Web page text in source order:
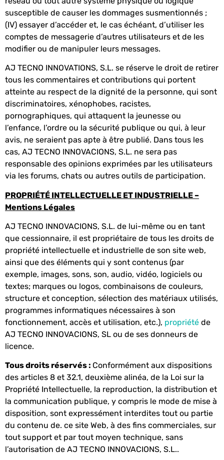
susceptible de causer les dommages susmentionnés ;
(IV) essayer d’accéder et, le cas échéant, d’utiliser les
comptes de messagerie d’autres utilisateurs et de les
modifier ou de manipuler leurs messages.
AJ TECNO INNOVATIONS, S.L. se réserve le droit de retirer
tous les commentaires et contributions qui portent
atteinte au respect de la dignité de la personne, qui sont
discriminatoires, xénophobes, racistes,
pornographiques, qui attaquent la jeunesse ou
l’enfance, l’ordre ou la sécurité publique ou qui, à leur
avis, ne seraient pas apte à être publié. Dans tous les
cas, AJ TECNO INNOVACIONS, S.L. ne sera pas
responsable des opinions exprimées par les utilisateurs
via les forums, chats ou autres outils de participation.
PROPRIÉTÉ INTELLECTUELLE ET INDUSTRIELLE –
Mentions Légales
AJ TECNO INNOVACIONS, S.L. de lui-même ou en tant
que cessionnaire, il est propriétaire de tous les droits de
propriété intellectuelle et industrielle de son site web,
ainsi que des éléments qui y sont contenus (par
exemple, images, sons, son, audio, vidéo, logiciels ou
textes; marques ou logos, combinaisons de couleurs,
structure et conception, sélection des matériaux utilisés,
programmes informatiques nécessaires à son
fonctionnement, accès et utilisation, etc.), propriété de
AJ TECNO INNOVACIONS, SL ou de ses donneurs de
licence.
Tous droits réservés : Conformément aux dispositions
des articles 8 et 32.1, deuxième alinéa, de la Loi sur la
Propriété Intellectuelle, la reproduction, la distribution et
la communication publique, y compris le mode de mise à
disposition, sont expressément interdites tout ou partie
du contenu de. ce site Web, à des fins commerciales, sur
tout support et par tout moyen technique, sans
l’autorisation de AJ TECNO INNOVACIONS, S.L..